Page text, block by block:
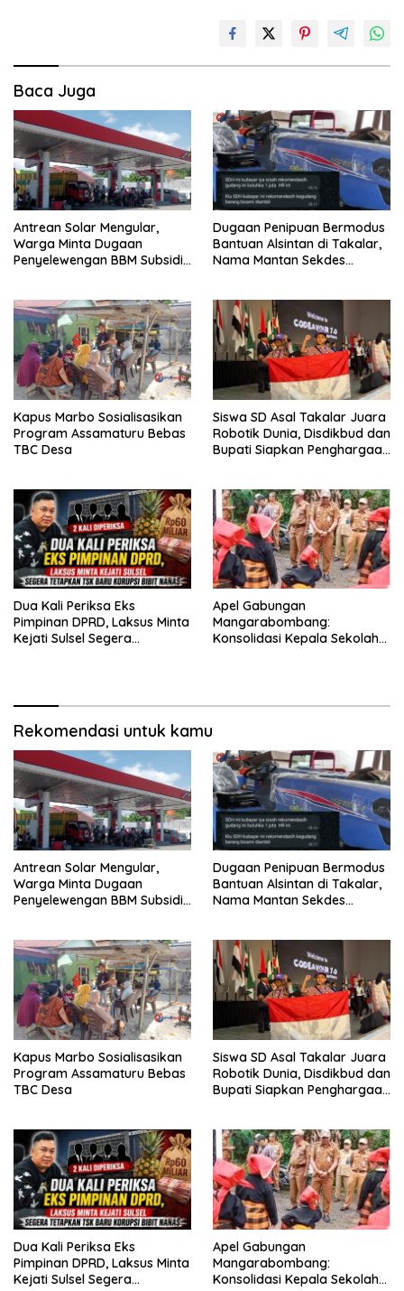
Baca Juga
Antrean Solar Mengular,
Warga Minta Dugaan
Penyelewengan BBM Subsidi
‎Dugaan Penipuan Bermodus
Bantuan Alsintan di Takalar,
Nama Mantan Sekdes
Kapus Marbo Sosialisasikan
Program Assamaturu Bebas
TBC Desa
Siswa SD Asal Takalar Juara
Robotik Dunia, Disdikbud dan
Bupati Siapkan Penghargaan
Dua Kali Periksa Eks
Pimpinan DPRD, Laksus Minta
Kejati Sulsel Segera
Apel Gabungan
Mangarabombang:
Konsolidasi Kepala Sekolah
Rekomendasi untuk kamu
Antrean Solar Mengular,
Warga Minta Dugaan
Penyelewengan BBM Subsidi
‎Dugaan Penipuan Bermodus
Bantuan Alsintan di Takalar,
Nama Mantan Sekdes
Kapus Marbo Sosialisasikan
Program Assamaturu Bebas
TBC Desa
Siswa SD Asal Takalar Juara
Robotik Dunia, Disdikbud dan
Bupati Siapkan Penghargaan
Dua Kali Periksa Eks
Pimpinan DPRD, Laksus Minta
Kejati Sulsel Segera
Apel Gabungan
Mangarabombang:
Konsolidasi Kepala Sekolah